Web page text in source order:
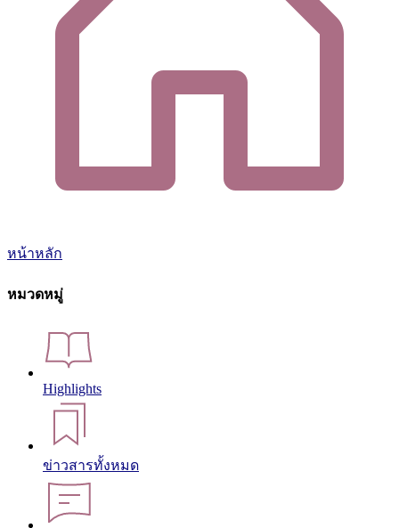
หน้าหลัก
หมวดหมู่
Highlights
ข่าวสารทั้งหมด